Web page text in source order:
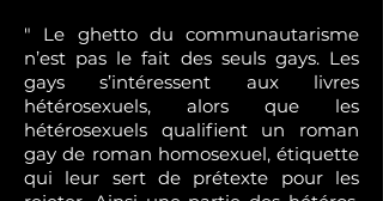
" Le ghetto du communautarisme
n’est pas le fait des seuls gays. Les
gays s’intéressent aux livres
hétérosexuels, alors que les
hétérosexuels qualifient un roman
gay de roman homosexuel, étiquette
qui leur sert de prétexte pour les